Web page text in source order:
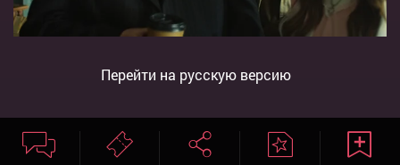
Перейти на русскую версию